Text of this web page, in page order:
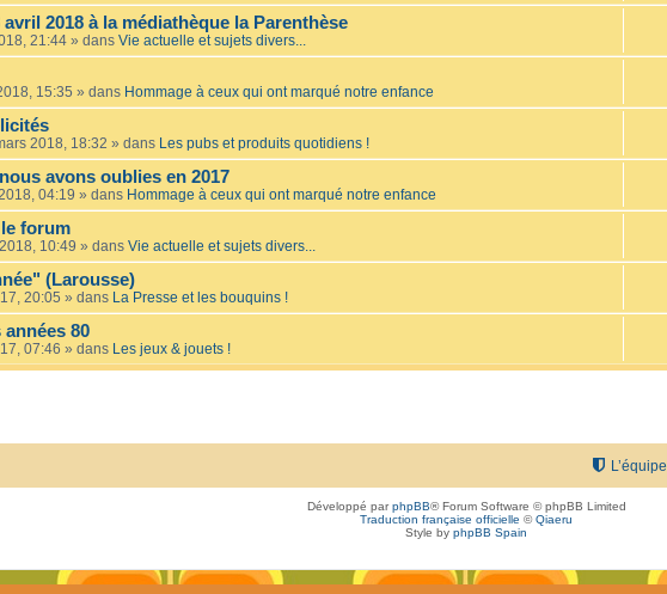
2018 à la médiathèque la Parenthèse
21:44 » dans Vie actuelle et sujets divers...
15:35 » dans Hommage à ceux qui ont marqué notre enfance
2018, 18:32 » dans Les pubs et produits quotidiens !
avons oublies en 2017
04:19 » dans Hommage à ceux qui ont marqué notre enfance
forum
10:49 » dans Vie actuelle et sujets divers...
(Larousse)
20:05 » dans La Presse et les bouquins !
années 80
07:46 » dans Les jeux & jouets !
L’équipe
Développé parphpBB® Forum Software © phpBB Limited
Traduction française officielle ©Qiaeru
Style by phpBB Spain